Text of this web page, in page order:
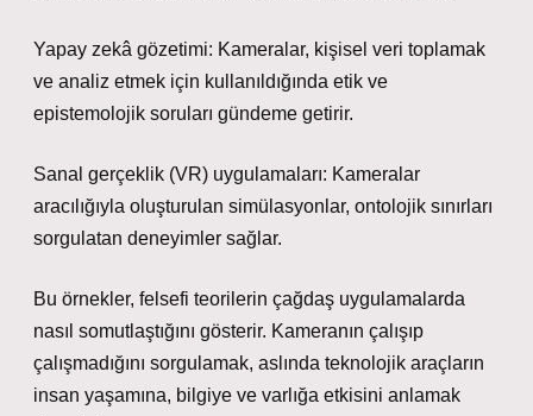
Yapay zekâ gözetimi: Kameralar, kişisel veri toplamak
ve analiz etmek için kullanıldığında etik ve
epistemolojik soruları gündeme getirir.
Sanal gerçeklik (VR) uygulamaları: Kameralar
aracılığıyla oluşturulan simülasyonlar, ontolojik sınırları
sorgulatan deneyimler sağlar.
Bu örnekler, felsefi teorilerin çağdaş uygulamalarda
nasıl somutlaştığını gösterir. Kameranın çalışıp
çalışmadığını sorgulamak, aslında teknolojik araçların
insan yaşamına, bilgiye ve varlığa etkisini anlamak